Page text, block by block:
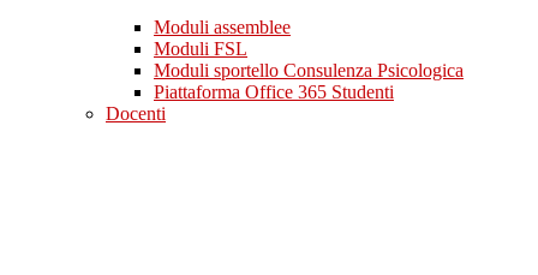
Moduli assemblee
Moduli FSL
Moduli sportello Consulenza Psicologica
Piattaforma Office 365 Studenti
Docenti